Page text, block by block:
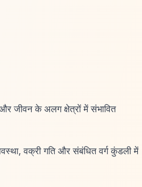
जीवन के अलग क्षेत्रों में संभावित
वक्री गति और संबंधित वर्ग कुंडली में